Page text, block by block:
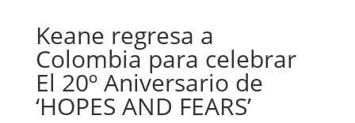
Keane regresa a
Colombia para celebrar
El 20º Aniversario de
‘HOPES AND FEARS’